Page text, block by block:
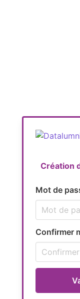
Création
Mot de
Confirmer